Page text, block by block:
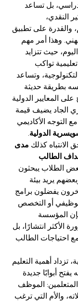
بل تساعد
النقدي،
والقدرة على تطبيق
وهذا أمر مهم
حيث تتزايد
تواكب
وتساعد
بطريقة حديثة
على المعايير الدولية
الجاد يضيف قيمة
التوجه الأكاديمي
الدولية.
الانتباه كذلك مدى
الطالب
الطلاب يبحثون
يريد بيئة
يفضلون برامج
أو التخصص
المؤسسة
الأكثر انتشارًا، بل
احتياجات الطالب
تزداد أهمية التعليم
يفتح أبوابًا جديدة
الموظف
والأم التي ترغب